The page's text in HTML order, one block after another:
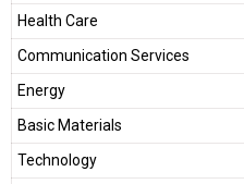
Health Care
Communication Services
Energy
Basic Materials
Technology